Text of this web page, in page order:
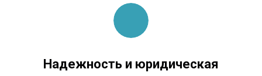
Надежность и юридическая